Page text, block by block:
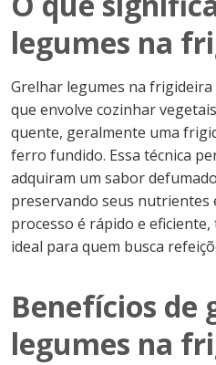
legumes na
Grelhar legumes na frigideira
que envolve cozinhar
quente, geralmente uma
ferro fundido. Essa técnica
adquiram um sabor
preservando seus nutrientes
processo é rápido e
ideal para quem busca
Benefícios de
legumes na